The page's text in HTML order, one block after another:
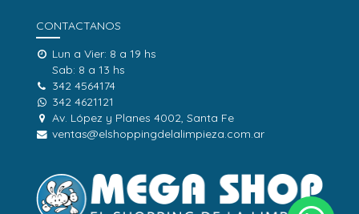
CONTACTANOS
Lun a Vier: 8 a 19 hs
Sab: 8 a 13 hs
342 4564174
342 4621121
Av. López y Planes 4002, Santa Fe
ventas@elshoppingdelalimpieza.com.ar